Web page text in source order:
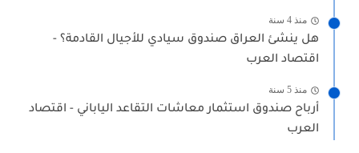
منذ 4 سنة
هل ينشئ العراق صندوق سيادي للأجيال القادمة؟ -
اقتصاد العرب
منذ 5 سنة
أرباح صندوق استثمار معاشات التقاعد الياباني - اقتصاد
العرب